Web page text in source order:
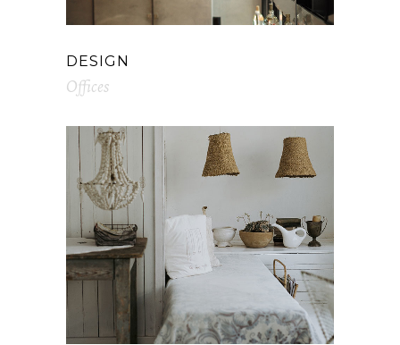
DESIGN
Offices